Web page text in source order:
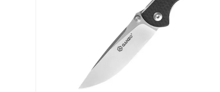
Газові пальники